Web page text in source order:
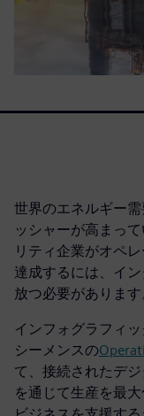
世界のエネルギー
ッシャーが高まっ
リティ企業がオペ
達成するには、イ
放つ必要があります
インフォグラフィ
シーメンスの
て、接続されたデ
を通じて生産を最